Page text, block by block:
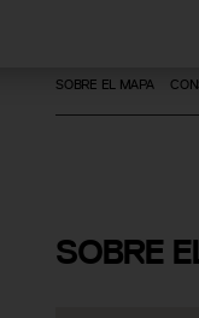
SOBRE EL MAPA
SOBRE